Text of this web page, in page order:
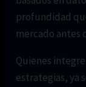
profundidad
mercado antes
Quienes
estrategias, ya